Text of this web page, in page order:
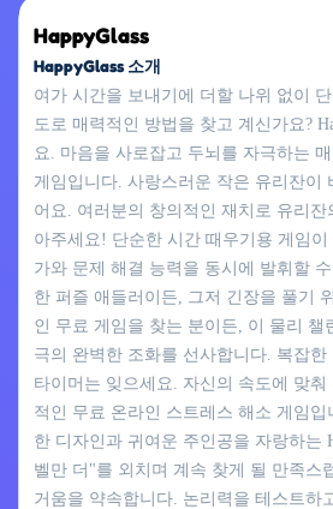
HappyGlass
HappyGlass 소개
여가 시간을 보내기에 더할 나위 없이
도로 매력적인 방법을 찾고 계신가요?
요. 마음을 사로잡고 두뇌를 자극하는
게임입니다. 사랑스러운 작은 유리잔이
어요. 여러분의 창의적인 재치로 유리
아주세요! 단순한 시간 때우기용 게임
가와 문제 해결 능력을 동시에 발휘할
한 퍼즐 애들러이든, 그저 긴장을 풀기
인 무료 게임을 찾는 분이든, 이 물리 챌
극의 완벽한 조화를 선사합니다. 복잡
타이머는 잊으세요. 자신의 속도에 맞
적인 무료 온라인 스트레스 해소 게임입
한 디자인과 귀여운 주인공을 자랑하는
벨만 더"를 외치며 계속 찾게 될 만족스
거움을 약속합니다. 논리력을 테스트하